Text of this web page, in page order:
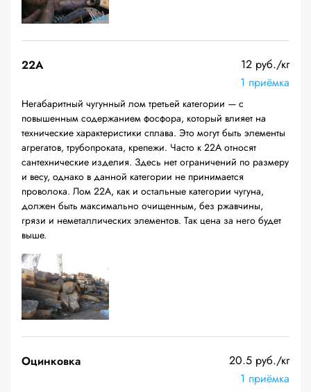
22A
12 руб./кг
1 приёмка
Негабаритный чугунный лом третьей категории — с
повышенным содержанием фосфора, который влияет на
технические характеристики сплава. Это могут быть элементы
агрегатов, трубопроката, крепежи. Часто к 22А относят
сантехнические изделия. Здесь нет ограничений по размеру
и весу, однако в данной категории не принимается
проволока. Лом 22А, как и остальные категории чугуна,
должен быть максимально очищенным, без ржавчины,
грязи и неметаллических элементов. Так цена за него будет
выше.
Оцинковка
20.5 руб./кг
1 приёмка